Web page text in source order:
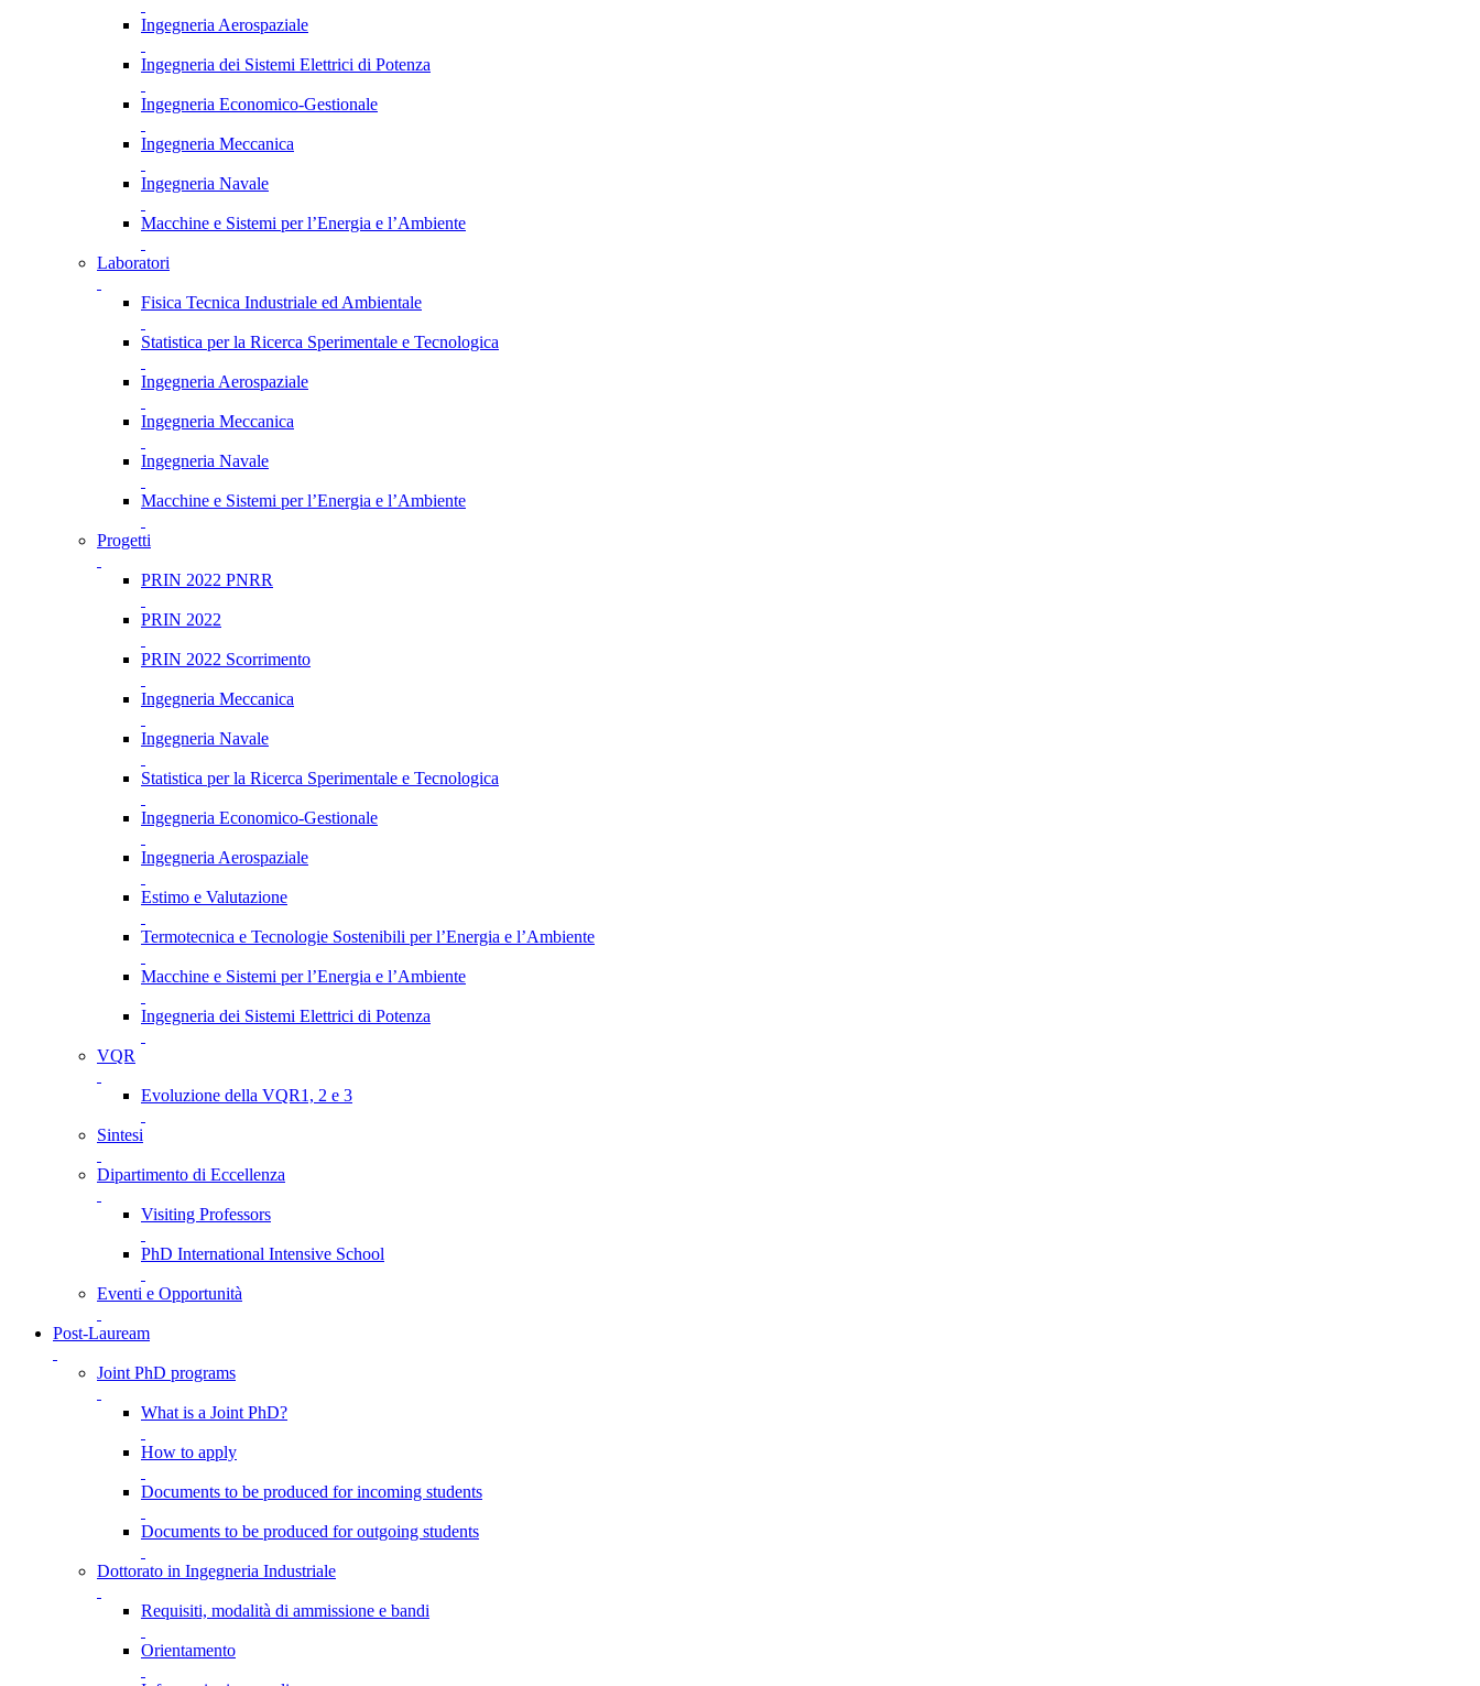
Ingegneria Aerospaziale
Ingegneria dei Sistemi Elettrici di Potenza
Ingegneria Economico-Gestionale
Ingegneria Meccanica
Ingegneria Navale
Macchine e Sistemi per l’Energia e l’Ambiente
Laboratori
Fisica Tecnica Industriale ed Ambientale
Statistica per la Ricerca Sperimentale e Tecnologica
Ingegneria Aerospaziale
Ingegneria Meccanica
Ingegneria Navale
Macchine e Sistemi per l’Energia e l’Ambiente
Progetti
PRIN 2022 PNRR
PRIN 2022
PRIN 2022 Scorrimento
Ingegneria Meccanica
Ingegneria Navale
Statistica per la Ricerca Sperimentale e Tecnologica
Ingegneria Economico-Gestionale
Ingegneria Aerospaziale
Estimo e Valutazione
Termotecnica e Tecnologie Sostenibili per l’Energia e l’Ambiente
Macchine e Sistemi per l’Energia e l’Ambiente
Ingegneria dei Sistemi Elettrici di Potenza
VQR
Evoluzione della VQR1, 2 e 3
Sintesi
Dipartimento di Eccellenza
Visiting Professors
PhD International Intensive School
Eventi e Opportunità
Post-Lauream
Joint PhD programs
What is a Joint PhD?
How to apply
Documents to be produced for incoming students
Documents to be produced for outgoing students
Dottorato in Ingegneria Industriale
Requisiti, modalità di ammissione e bandi
Orientamento